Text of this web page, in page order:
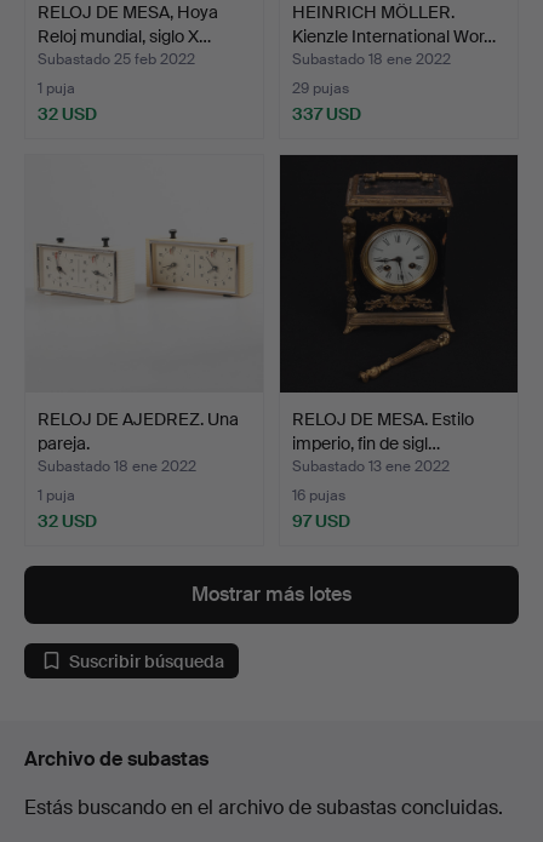
RELOJ DE MESA, Hoya
Reloj mundial, siglo X…
Subastado 25 feb 2022
1 puja
32 USD
HEINRICH MÖLLER.
Kienzle International Wor…
Subastado 18 ene 2022
29 pujas
337 USD
RELOJ DE AJEDREZ. Una
pareja.
Subastado 18 ene 2022
1 puja
32 USD
RELOJ DE MESA. Estilo
imperio, fin de sigl…
Subastado 13 ene 2022
16 pujas
97 USD
Mostrar más lotes
Suscribir búsqueda
Archivo de subastas
Estás buscando en el archivo de subastas concluidas.